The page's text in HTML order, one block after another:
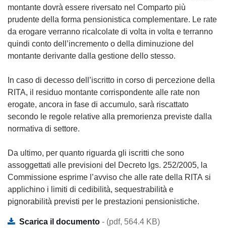
montante dovrà essere riversato nel Comparto più
prudente della forma pensionistica complementare. Le rate
da erogare verranno ricalcolate di volta in volta e terranno
quindi conto dell’incremento o della diminuzione del
montante derivante dalla gestione dello stesso.
In caso di decesso dell’iscritto in corso di percezione della
RITA, il residuo montante corrispondente alle rate non
erogate, ancora in fase di accumulo, sarà riscattato
secondo le regole relative alla premorienza previste dalla
normativa di settore.
Da ultimo, per quanto riguarda gli iscritti che sono
assoggettati alle previsioni del Decreto lgs. 252/2005, la
Commissione esprime l’avviso che alle rate della RITA si
applichino i limiti di cedibilità, sequestrabilità e
pignorabilità previsti per le prestazioni pensionistiche.
Scarica il documento - (pdf, 564.4 KB)